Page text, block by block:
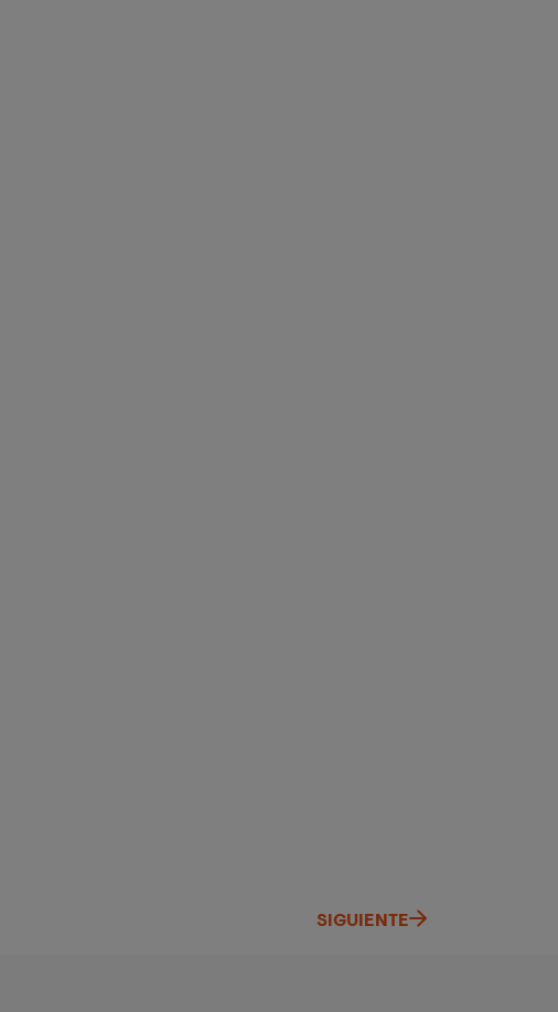
SIGUIENTE